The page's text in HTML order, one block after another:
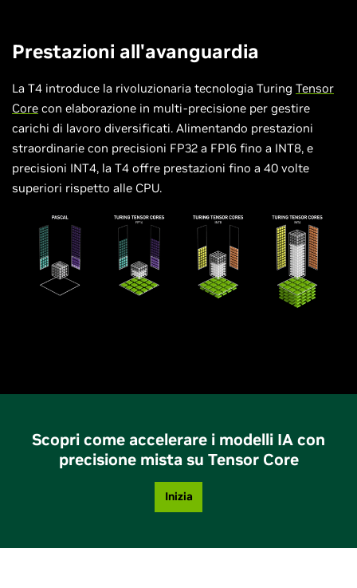
Prestazioni all'avanguardia
La T4 introduce la rivoluzionaria tecnologia Turing Tensor
Core con elaborazione in multi-precisione per gestire
carichi di lavoro diversificati. Alimentando prestazioni
straordinarie con precisioni FP32 a FP16 fino a INT8, e
precisioni INT4, la T4 offre prestazioni fino a 40 volte
superiori rispetto alle CPU.
Scopri come accelerare i modelli IA con
precisione mista su Tensor Core
Inizia